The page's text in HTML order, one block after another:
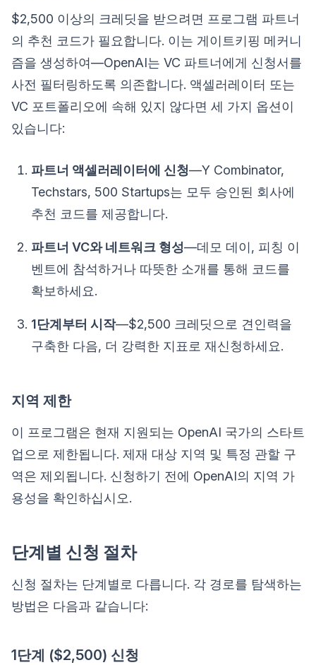
$2,500 이상의 크레딧을 받으려면 프로그램 파트너
의 추천 코드가 필요합니다. 이는 게이트키핑 메커니
즘을 생성하여—OpenAI는 VC 파트너에게 신청서를
사전 필터링하도록 의존합니다. 액셀러레이터 또는
VC 포트폴리오에 속해 있지 않다면 세 가지 옵션이
있습니다:
파트너 액셀러레이터에 신청—Y Combinator,
Techstars, 500 Startups는 모두 승인된 회사에
추천 코드를 제공합니다.
파트너 VC와 네트워크 형성—데모 데이, 피칭 이
벤트에 참석하거나 따뜻한 소개를 통해 코드를
확보하세요.
1단계부터 시작—$2,500 크레딧으로 견인력을
구축한 다음, 더 강력한 지표로 재신청하세요.
지역 제한
이 프로그램은 현재 지원되는 OpenAI 국가의 스타트
업으로 제한됩니다. 제재 대상 지역 및 특정 관할 구
역은 제외됩니다. 신청하기 전에 OpenAI의 지역 가
용성을 확인하십시오.
단계별 신청 절차
신청 절차는 단계별로 다릅니다. 각 경로를 탐색하는
방법은 다음과 같습니다:
1단계 ($2,500) 신청